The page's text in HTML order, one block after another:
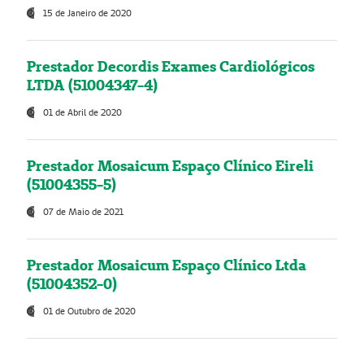
15 de Janeiro de 2020
Prestador Decordis Exames Cardiológicos
LTDA (51004347-4)
01 de Abril de 2020
Prestador Mosaicum Espaço Clínico Eireli
(51004355-5)
07 de Maio de 2021
Prestador Mosaicum Espaço Clínico Ltda
(51004352-0)
01 de Outubro de 2020